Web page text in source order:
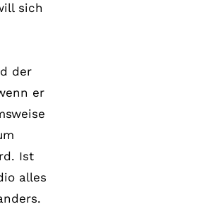
sich
der
er
Ist
alles